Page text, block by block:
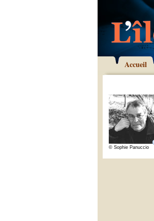
Accueil
© Sophie Panuccio